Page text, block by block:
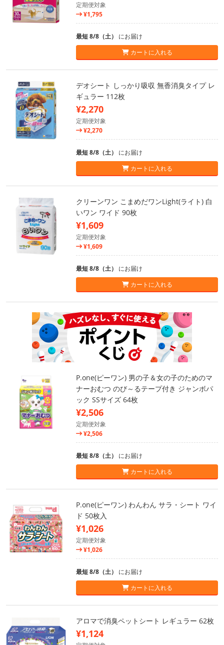
定期便対象
¥1,795
最短 8/8（土） にお届け
カートに入れる
デオシート しっかり吸収 無香消臭タイプ レ
ギュラー 112枚
¥2,270
定期便対象
¥2,270
最短 8/8（土） にお届け
カートに入れる
クリーンワン こまめだワンLight(ライト) 白
いワン ワイド 90枚
¥1,609
定期便対象
¥1,609
最短 8/8（土） にお届け
カートに入れる
P.one(ピーワン) 男の子＆女の子のためのマ
ナーおむつ のび～るテープ付き ジャンボパ
ック SSサイズ 64枚
¥2,506
定期便対象
¥2,506
最短 8/8（土） にお届け
カートに入れる
P.one(ピーワン) わんわん サラ・シート ワイ
ド 50枚入
¥1,026
定期便対象
¥1,026
最短 8/8（土） にお届け
カートに入れる
アロマで消臭ペットシート レギュラー 62枚
¥1,124